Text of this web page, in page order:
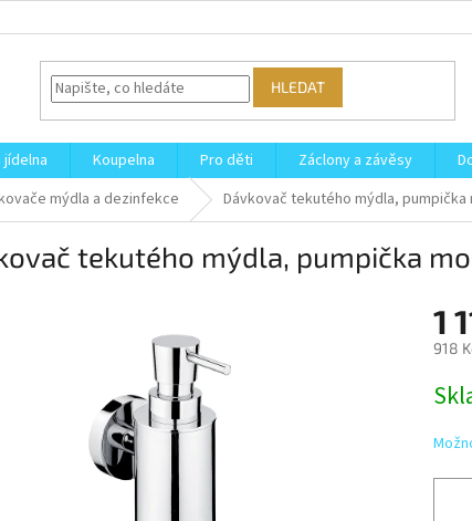
HLEDAT
jídelna Koupelna Pro děti Záclony a závěsy
mýdla a dezinfekce Dávkovač tekutého mýdla, pumpička
tekutého mýdla, pumpička
1
918
cena: